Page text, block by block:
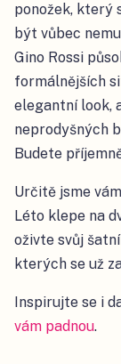
ponožek, který
být vůbec
Gino Rossi
formálnějších
elegantní look,
neprodyšných
Budete
Určitě jsme
Léto klepe na
oživte svůj
kterých se už
Inspirujte se i
vám padnou.